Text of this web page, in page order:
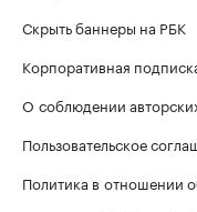
Скрыть баннеры на РБК
Корпоративная
О соблюдении
Пользовательское
Политика в отношении